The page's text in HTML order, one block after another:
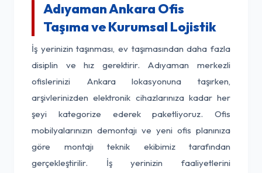
Adıyaman Ankara Ofis
Taşıma ve Kurumsal Lojistik
İş yerinizin taşınması, ev taşımasından daha fazla
disiplin ve hız gerektirir. Adıyaman merkezli
ofislerinizi Ankara lokasyonuna taşırken,
arşivlerinizden elektronik cihazlarınıza kadar her
şeyi kategorize ederek paketliyoruz. Ofis
mobilyalarınızın demontajı ve yeni ofis planınıza
göre montajı teknik ekibimiz tarafından
gerçekleştirilir. İş yerinizin faaliyetlerini